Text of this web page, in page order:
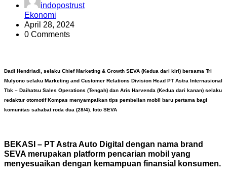
indopostrust
Ekonomi
April 28, 2024
0 Comments
Dadi Hendriadi, selaku Chief Marketing & Growth SEVA (Kedua dari kiri) bersama Tri
Mulyono selaku Marketing and Customer Relations Division Head PT Astra Internasional
Tbk – Daihatsu Sales Operations (Tengah) dan Aris Harvenda (Kedua dari kanan) selaku
redaktur otomotif Kompas menyampaikan tips pembelian mobil baru pertama bagi
komunitas sahabat roda dua (28/4). foto SEVA
BEKASI – PT Astra Auto Digital dengan nama brand
SEVA merupakan platform pencarian mobil yang
menyesuaikan dengan kemampuan finansial konsumen.